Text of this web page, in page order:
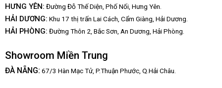
HƯNG YÊN: Đường Đỗ Thế Diện, Phố Nối, Hưng Yên.
HẢI DƯƠNG: Khu 17 thị trấn Lai Cách, Cẩm Giàng, Hải Dương.
HẢI PHÒNG: Đường Thôn 2, Bắc Sơn, An Dương, Hải Phòng.
Showroom Miền Trung
ĐÀ NẴNG: 67/3 Hàn Mạc Tử, P.Thuận Phước, Q.Hải Châu.